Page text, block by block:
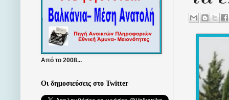
Από το 2008...
Οι δημοσιεύσεις στο Twitter